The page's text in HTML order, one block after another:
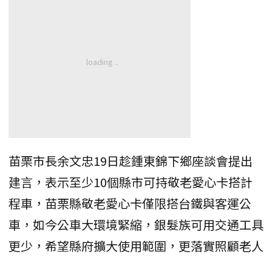
苗栗市長余文忠19日趁鍾東錦下鄉座談會提出
建言，表示至少10個縣市可持敬老愛心卡搭計
程車，苗栗縣敬老愛心卡僅限搭台鐵與客運公
車，如今公車大環境緊縮，銀髮族可用交通工具
更少，希望縣府擴大使用範圍，更落實照顧老人